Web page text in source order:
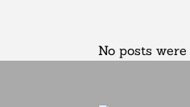
No posts were